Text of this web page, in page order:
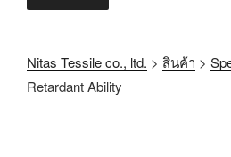
Nitas Tessile co., ltd. > สินค้า >
Retardant Ability